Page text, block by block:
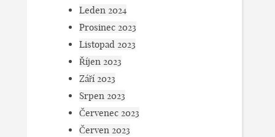
Leden 2024
Prosinec 2023
Listopad 2023
Říjen 2023
Září 2023
Srpen 2023
Červenec 2023
Červen 2023